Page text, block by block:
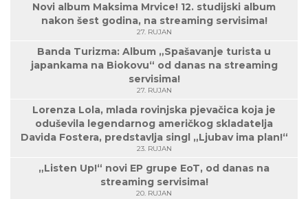
Novi album Maksima Mrvice! 12. studijski album
nakon šest godina, na streaming servisima!
27. RUJAN
Banda Turizma: Album „Spašavanje turista u
japankama na Biokovu“ od danas na streaming
servisima!
27. RUJAN
Lorenza Lola, mlada rovinjska pjevačica koja je
oduševila legendarnog američkog skladatelja
Davida Fostera, predstavlja singl „Ljubav ima plan!“
23. RUJAN
„Listen Up!“ novi EP grupe EoT, od danas na
streaming servisima!
20. RUJAN